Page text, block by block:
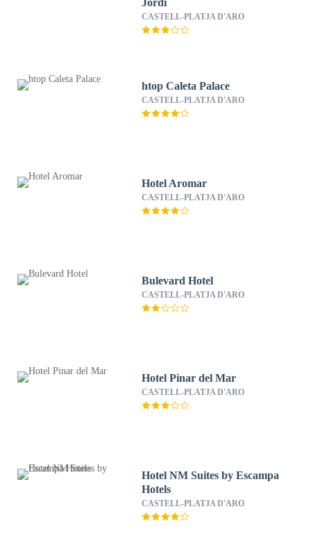
Jordi
CASTELL-PLATJA D'ARO
htop Caleta Palace
CASTELL-PLATJA D'ARO
Hotel Aromar
CASTELL-PLATJA D'ARO
Bulevard Hotel
CASTELL-PLATJA D'ARO
Hotel Pinar del Mar
CASTELL-PLATJA D'ARO
Hotel NM Suites by Escampa
Hotels
CASTELL-PLATJA D'ARO